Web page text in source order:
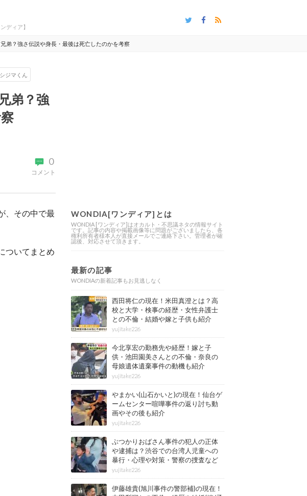
ディア】
弟？強さ伝説や身長・最後は死亡したのかを考察
ジマくん
弟？強
0
コメント
、その中で最
ついてまとめ
WONDIA[ワンディア]とは
WONDIA [ワンディア]はオカルト・不思議ネタの情報サイト
です。記事の内容や掲載画像等に問題がございましたら、各
権利所有者様本人が直接メールでご連絡下さい。管理者が確
認後、対応させて頂きます。
最新の記事
WONDIAの新着記事もお見逃しなく
西田将仁の現在！米田真澄とは？高
校と大学・検事の経歴・女性弁護士
との不倫・結婚や嫁と子供も紹介
yujitake226
今北享宏の勤務先や経歴！嫁と子
供・池田園美さんとの不倫・奈良の
母娘遺体遺棄事件の動機も紹介
yujitake226
やまかい(山石かいと)の現在！仙台ゲ
ームセンター喧嘩事件の返り討ち動
画やその後も紹介
yujitake226
ぶつかりおばさん事件の犯人の正体
や逮捕は？渋谷での台湾人児童への
暴行・心理や対策・警察の捜査など
その後も紹介
yujitake226
伊藤雄貴(旭川事件の警部補)の現在！